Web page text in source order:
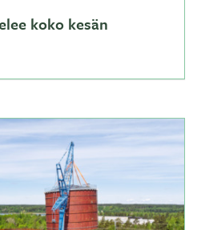
koko kesän